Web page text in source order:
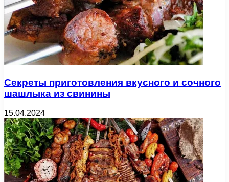
Секреты приготовления вкусного и сочного
шашлыка из свинины
15.04.2024